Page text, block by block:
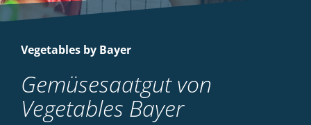
Vegetables by Bayer
Gemüsesaatgut von
Vegetables Bayer